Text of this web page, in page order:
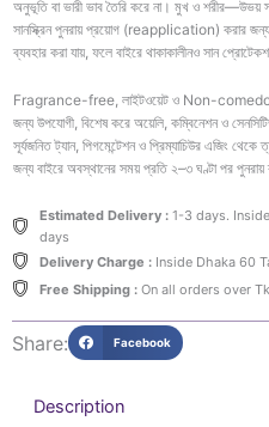
অনুভূতি বা ভারী ভাব তৈরি করে না। মুখ ও শরীর—উভয়
সানস্ক্রিন পুনরায় প্রয়োগ (reapplication) করার
ব্যবহার করা যায়, ফলে বাইরে থাকাকালীনও সান
Fragrance-free, লাইটওয়েট ও Non-
জন্য উপযোগী, বিশেষ করে অয়েলি, কম্বিনেশন ও
সূর্যজনিত ট্যান, পিগমেন্টেশন ও প্রিম্যাচিউর এজিং
জন্য বাইরে অবস্থানের সময় প্রতি ২–৩ ঘণ্টা পর পুনরায়
Estimated Delivery :1-3 days.
days
Delivery Charge :Inside Dhaka 60
Free Shipping :On all orders over
Share: Facebook
Description